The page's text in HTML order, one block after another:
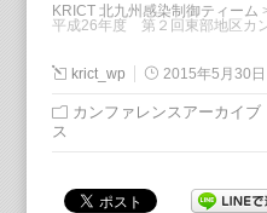
KRICT 北九州感染制御ティーム
平成26年度 第２回​東部地区カ
krict_wp 2015年5月30日
カンファレンスアーカイブ
ス